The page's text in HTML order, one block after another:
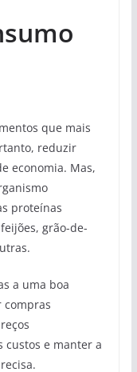
que mais
reduzir
economia. Mas,
proteínas
grão-de-
a uma boa
compras
custos e manter a